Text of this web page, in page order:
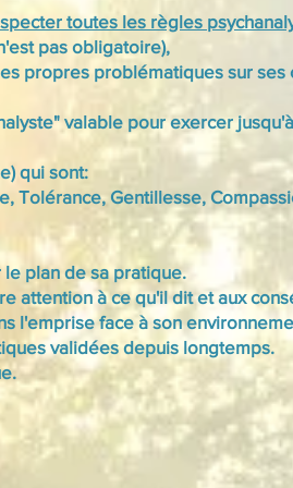
toutes les règles
pas obligatoire),
propres problématiques sur ses
valable pour exercer
qui sont:
Gentillesse,
plan de sa pratique.
attention à ce qu'il dit et aux
l'emprise face à son
validées depuis longtemps.